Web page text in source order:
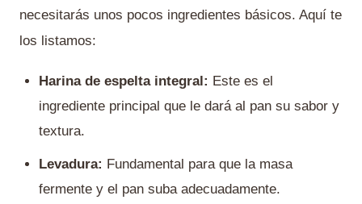
necesitarás unos pocos ingredientes básicos. Aquí te
los listamos:
Harina de espelta integral: Este es el
ingrediente principal que le dará al pan su sabor y
textura.
Levadura: Fundamental para que la masa
fermente y el pan suba adecuadamente.